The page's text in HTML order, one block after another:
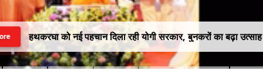
हथकरघा को नई पहचान दिला रही योगी सरकार, बुनकरों का बढ़ा उत्साह